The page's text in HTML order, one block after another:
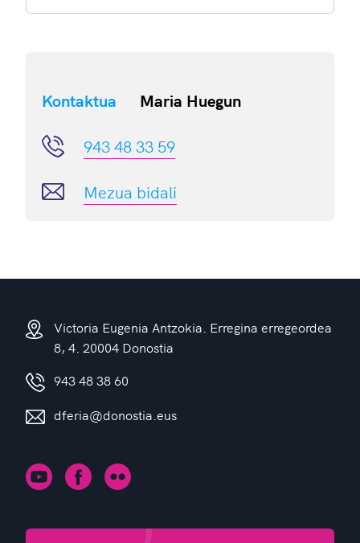
Kontaktua Maria Huegun
943 48 33 59
Mezua bidali
Victoria Eugenia Antzokia. Erregina erregeordea
8, 4. 20004 Donostia
943 48 38 60
dferia@donostia.eus